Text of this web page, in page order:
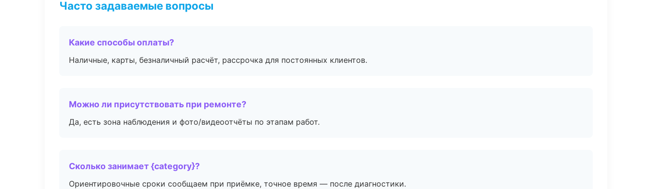
Часто задаваемые вопросы
Какие способы оплаты?
Наличные, карты, безналичный расчёт, рассрочка для постоянных клиентов.
Можно ли присутствовать при ремонте?
Да, есть зона наблюдения и фото/видеоотчёты по этапам работ.
Сколько занимает {category}?
Ориентировочные сроки сообщаем при приёмке, точное время — после диагностики.